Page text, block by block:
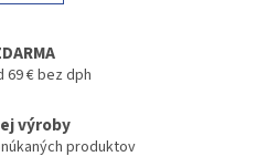
á
a
c
p
r
k
v
a
n
e
69 € bez dph
výroby
produktov